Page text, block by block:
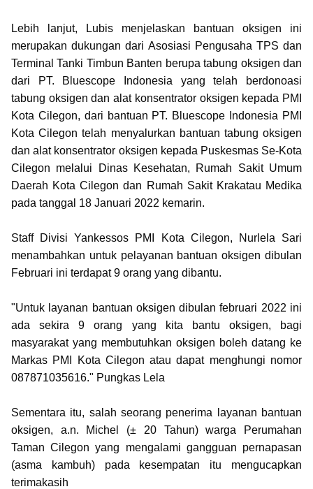
Lebih lanjut, Lubis menjelaskan bantuan oksigen ini
merupakan dukungan dari Asosiasi Pengusaha TPS dan
Terminal Tanki Timbun Banten berupa tabung oksigen dan
dari PT. Bluescope Indonesia yang telah berdonoasi
tabung oksigen dan alat konsentrator oksigen kepada PMI
Kota Cilegon, dari bantuan PT. Bluescope Indonesia PMI
Kota Cilegon telah menyalurkan bantuan tabung oksigen
dan alat konsentrator oksigen kepada Puskesmas Se-Kota
Cilegon melalui Dinas Kesehatan, Rumah Sakit Umum
Daerah Kota Cilegon dan Rumah Sakit Krakatau Medika
pada tanggal 18 Januari 2022 kemarin.
Staff Divisi Yankessos PMI Kota Cilegon, Nurlela Sari
menambahkan untuk pelayanan bantuan oksigen dibulan
Februari ini terdapat 9 orang yang dibantu.
"Untuk layanan bantuan oksigen dibulan februari 2022 ini
ada sekira 9 orang yang kita bantu oksigen, bagi
masyarakat yang membutuhkan oksigen boleh datang ke
Markas PMI Kota Cilegon atau dapat menghungi nomor
087871035616." Pungkas Lela
Sementara itu, salah seorang penerima layanan bantuan
oksigen, a.n. Michel (± 20 Tahun) warga Perumahan
Taman Cilegon yang mengalami gangguan pernapasan
(asma kambuh) pada kesempatan itu mengucapkan
terimakasih